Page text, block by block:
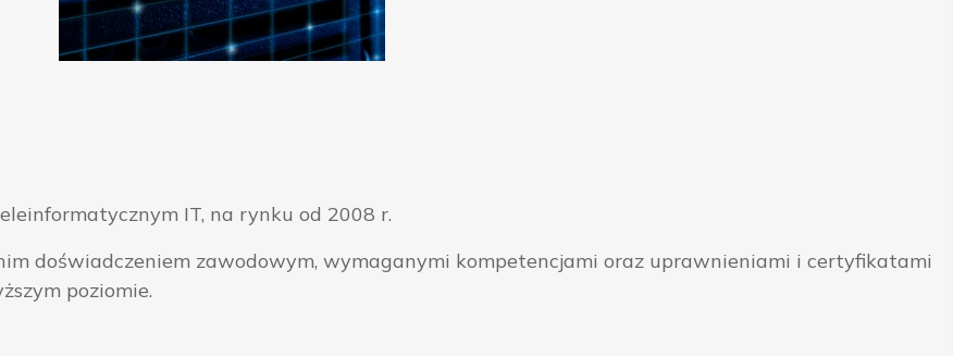
IT, na rynku od 2008 r.
doświadczeniem zawodowym, wymaganymi kompetencjami oraz uprawnieniami i certyfikatami
poziomie.